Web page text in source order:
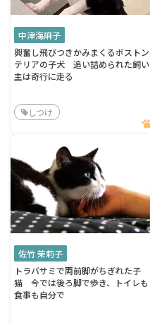
中津海麻子
興奮し飛びつきかみまくるボストン
テリアの子犬 追い詰められた飼い
主は奇行に走る
しつけ
佐竹 茉莉子
トラバサミで両前脚がちぎれた子
猫 今では後ろ脚で歩き、トイレも
食事も自分で